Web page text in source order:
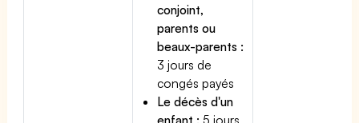
conjoint,
parents ou
beaux-parents :
3 jours de
congés payés
Le décès d'un
enfant : 5 jours